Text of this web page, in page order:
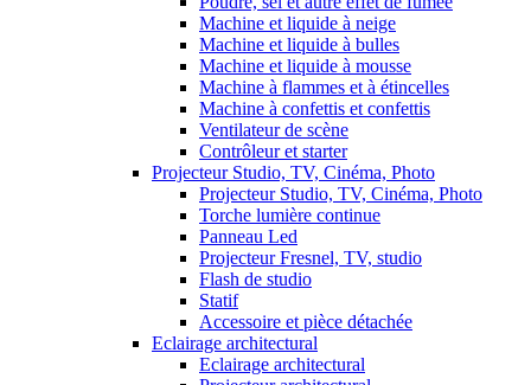
Machine et liquide à neige
Machine et liquide à bulles
Machine et liquide à mousse
Machine à flammes et à étincelles
Machine à confettis et confettis
Ventilateur de scène
Contrôleur et starter
Projecteur Studio, TV, Cinéma, Photo
Projecteur Studio, TV, Cinéma, Photo
Torche lumière continue
Panneau Led
Projecteur Fresnel, TV, studio
Flash de studio
Statif
Accessoire et pièce détachée
Eclairage architectural
Eclairage architectural